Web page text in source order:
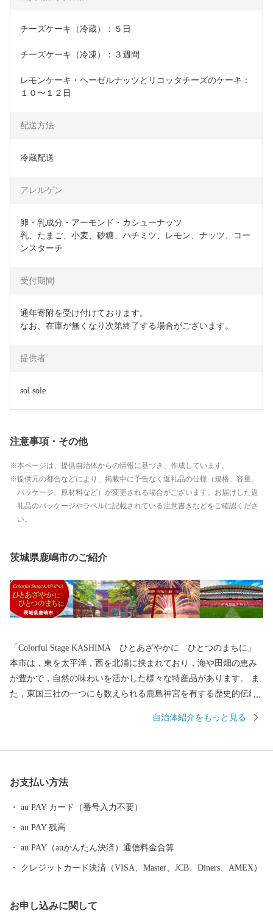
チーズケーキ（冷蔵）：５日
チーズケーキ（冷凍）：３週間
レモンケーキ・ヘーゼルナッツとリコッタチーズのケーキ：
１０〜１２日
配送方法
冷蔵配送
アレルゲン
卵・乳成分・アーモンド・カシューナッツ
乳、たまご、小麦、砂糖、ハチミツ、レモン、ナッツ、コー
ンスターチ
受付期間
通年寄附を受け付けております。
なお、在庫が無くなり次第終了する場合がございます。
提供者
sol sole
注意事項・その他
本ページは、提供自治体からの情報に基づき、作成しています。
提供元の都合などにより、掲載中に予告なく返礼品の仕様（規格、容量、
パッケージ、原材料など）が変更される場合がございます。お届けした返
礼品のパッケージやラベルに記載されている注意書きなどをご確認くださ
い。
茨城県鹿嶋市のご紹介
「Colorful Stage KASHIMA ひとあざやかに ひとつのまちに」
本市は，東を太平洋，西を北浦に挟まれており，海や田畑の恵み
が豊かで，自然の味わいを活かした様々な特産品があります。 ま
た，東国三社の一つにも数えられる鹿島神宮を有する歴史的伝統
ポーツが盛んであり，魅力と活力にあふれたまちです。 2021年に
セス≫ ・鹿嶋⇔東京間 ＪＲ鹿島線，東関東自動車道 約２
田空港からのアクセスも良好ですので，ぜひ一度お越しくださ
い！ ■□■……………………………………………………… ■ お礼の
品・証明書等に関するお問い合わせはこちらへ 鹿嶋市ふるさと納
※営業時間外のお問い合わせは、翌営業日以降にご連絡いたしま
自治体紹介をもっと見る
お支払い方法
au PAY カード（番号入力不要）
au PAY 残高
au PAY（auかんたん決済）通信料金合算
クレジットカード決済（VISA、Master、JCB、Diners、AMEX）
お申し込みに関して